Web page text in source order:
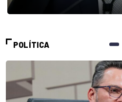
POLÍTICA